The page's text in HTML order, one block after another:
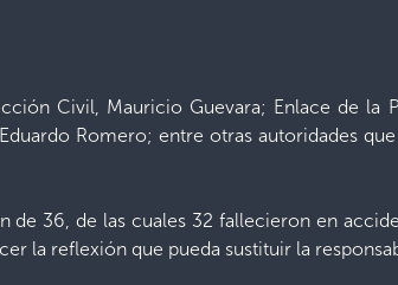
Civil, Mauricio Guevara; Enlace de la
Romero; entre otras autoridades
36, de las cuales 32 fallecieron en
la reflexión que pueda sustituir la